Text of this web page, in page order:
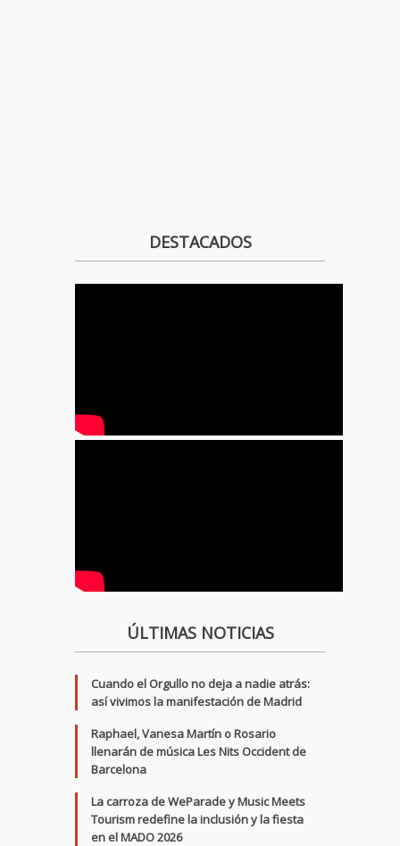
DESTACADOS
ÚLTIMAS NOTICIAS
Cuando el Orgullo no deja a nadie atrás:
así vivimos la manifestación de Madrid
Raphael, Vanesa Martín o Rosario
llenarán de música Les Nits Occident de
Barcelona
La carroza de WeParade y Music Meets
Tourism redefine la inclusión y la fiesta
en el MADO 2026